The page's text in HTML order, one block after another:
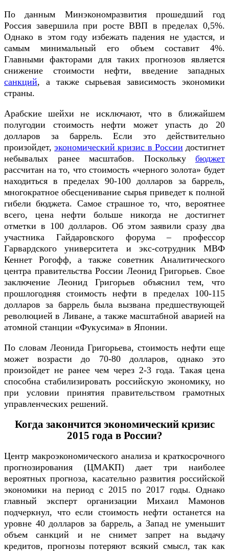
По данным Минэкономразвития прошедший год
Россия завершила при росте ВВП в пределах 0,5%.
Однако в этом году избежать падения не удастся, и
самым минимальный его объем составит 4%.
Главными факторами для таких прогнозов является
снижение стоимости нефти, введение западных
санкций, а также сырьевая зависимость экономики
страны.
Арабские шейхи не исключают, что в ближайшем
полугодии стоимость нефти может упасть до 20
долларов за баррель. Если это действительно
произойдет,экономический кризис в России достигнет
небывалых ранее масштабов. Поскольку бюджет
рассчитан на то, что стоимость «черного золота» будет
находиться в пределах 90-100 долларов за баррель,
многократное обесценивание сырья приведет к полной
гибели бюджета. Самое страшное то, что, вероятнее
всего, цена нефти больше никогда не достигнет
отметки в 100 долларов. Об этом заявили сразу два
участника Гайдаровского форума – профессор
Гарвардского университета и экс-сотрудник МВФ
Кеннет Рогофф, а также советник Аналитического
центра правительства России Леонид Григорьев. Свое
заключение Леонид Григорьев объяснил тем, что
прошлогодняя стоимость нефти в пределах 100-115
долларов за баррель была вызвана предшествующей
революцией в Ливане, а также масштабной аварией на
атомной станции «Фукусима» в Японии.
По словам Леонида Григорьева, стоимость нефти еще
может возрасти до 70-80 долларов, однако это
произойдет не ранее чем через 2-3 года. Такая цена
способна стабилизировать российскую экономику, но
при условии принятия правительством грамотных
управленческих решений.
Когда закончится экономический кризис
2015 года в России?
Центр макроэкономического анализа и краткосрочного
прогнозирования (ЦМАКП) дает три наиболее
вероятных прогноза, касательно развития российской
экономики на период с 2015 по 2017 годы. Однако
главный эксперт организации Михаил Мамонов
подчеркнул, что если стоимость нефти останется на
уровне 40 долларов за баррель, а Запад не уменьшит
объем санкций и не снимет запрет на выдачу
кредитов, прогнозы потеряют всякий смысл, так как